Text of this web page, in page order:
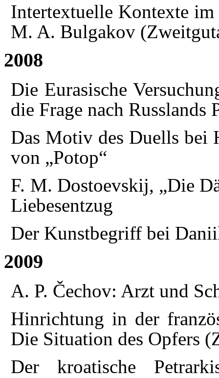
Intertextuelle Kontexte
M. A. Bulgakov
2008
Die Eurasische
die Frage nach
Das Motiv des Duells bei
von „Potop“
F. M. Dostoevskij, „Die
Liebesentzug
Der Kunstbegriff bei
2009
A. P. Čechov: Arzt und
Hinrichtung in der
Die Situation des Opfers
Der kroatische